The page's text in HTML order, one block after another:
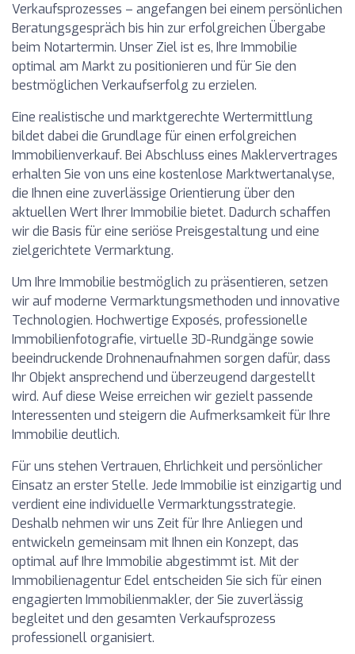
Verkaufsprozesses – angefangen bei einem persönlichen
Beratungsgespräch bis hin zur erfolgreichen Übergabe
beim Notartermin. Unser Ziel ist es, Ihre Immobilie
optimal am Markt zu positionieren und für Sie den
bestmöglichen Verkaufserfolg zu erzielen.
Eine realistische und marktgerechte Wertermittlung
bildet dabei die Grundlage für einen erfolgreichen
Immobilienverkauf. Bei Abschluss eines Maklervertrages
erhalten Sie von uns eine kostenlose Marktwertanalyse,
die Ihnen eine zuverlässige Orientierung über den
aktuellen Wert Ihrer Immobilie bietet. Dadurch schaffen
wir die Basis für eine seriöse Preisgestaltung und eine
zielgerichtete Vermarktung.
Um Ihre Immobilie bestmöglich zu präsentieren, setzen
wir auf moderne Vermarktungsmethoden und innovative
Technologien. Hochwertige Exposés, professionelle
Immobilienfotografie, virtuelle 3D-Rundgänge sowie
beeindruckende Drohnenaufnahmen sorgen dafür, dass
Ihr Objekt ansprechend und überzeugend dargestellt
wird. Auf diese Weise erreichen wir gezielt passende
Interessenten und steigern die Aufmerksamkeit für Ihre
Immobilie deutlich.
Für uns stehen Vertrauen, Ehrlichkeit und persönlicher
Einsatz an erster Stelle. Jede Immobilie ist einzigartig und
verdient eine individuelle Vermarktungsstrategie.
Deshalb nehmen wir uns Zeit für Ihre Anliegen und
entwickeln gemeinsam mit Ihnen ein Konzept, das
optimal auf Ihre Immobilie abgestimmt ist. Mit der
Immobilienagentur Edel entscheiden Sie sich für einen
engagierten Immobilienmakler, der Sie zuverlässig
begleitet und den gesamten Verkaufsprozess
professionell organisiert.